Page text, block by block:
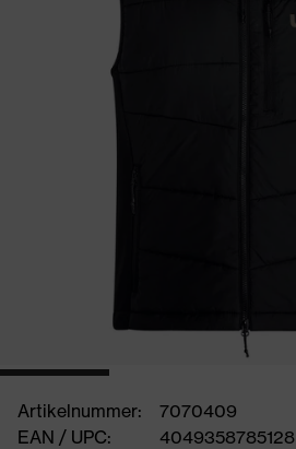
Artikelnummer:
7070409
EAN / UPC:
4049358785128